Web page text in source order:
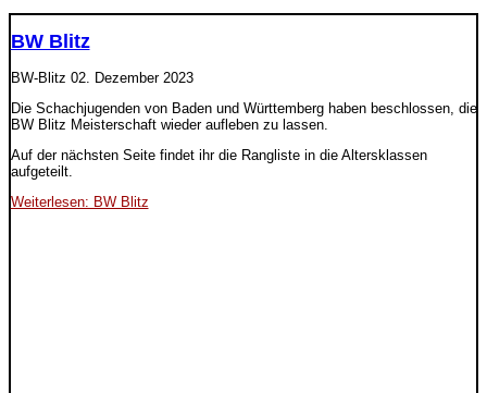
BW Blitz
BW-Blitz 02. Dezember 2023
Die Schachjugenden von Baden und Württemberg haben beschlossen, die
BW Blitz Meisterschaft wieder aufleben zu lassen.
Auf der nächsten Seite findet ihr die Rangliste in die Altersklassen
aufgeteilt.
Weiterlesen: BW Blitz